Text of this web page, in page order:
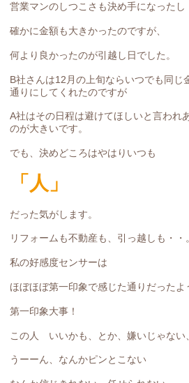
営業マンのしつこさも決め手になったし
確かに金額も大きかったのですが、
何より良かったのが引越し日でした。
B社さんは12月の上旬ならいつでも同じ
通りにしてくれたのですが
A社はその日程は避けてほしいと言われ
のが大きいです。
でも、決めどころはやはりいつも
「人」
だった気がします。
リフォームも不動産も、引っ越しも・・。
私の好感度センサーは
ほぼほぼ第一印象で感じた通りだったよ
第一印象大事！
この人 いいかも、とか、嫌いじゃない
うーーん、なんかピンとこない